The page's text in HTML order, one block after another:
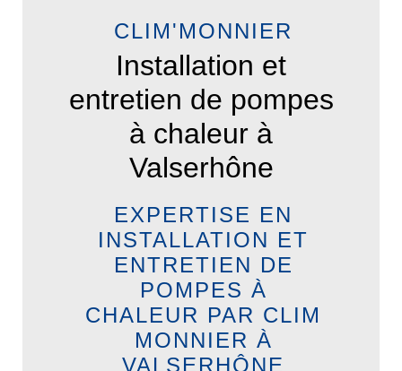
CLIM'MONNIER
Installation et
entretien de pompes
à chaleur à
Valserhône
EXPERTISE EN
INSTALLATION ET
ENTRETIEN DE
POMPES À
CHALEUR PAR CLIM
MONNIER À
VALSERHÔNE